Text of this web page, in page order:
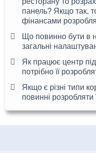
панель? Якщо так,
фінансами
Що повинно бути в
загальні
Як працює центр
потрібно її
Якщо є різні типи
повинні розробляти